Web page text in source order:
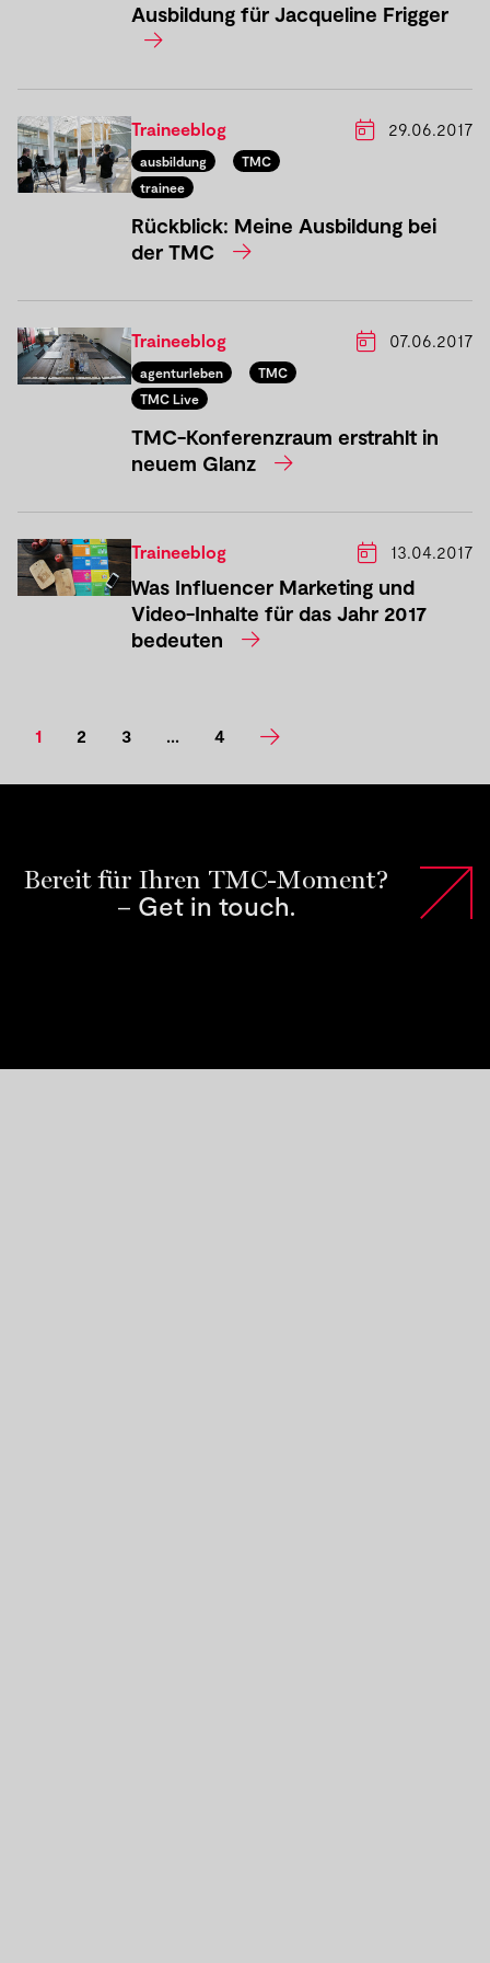
Ausbildung für Jacqueline Frigger
Traineeblog
ausbildung
TMC
trainee
29.06.2017
Rückblick: Meine Ausbildung bei
der TMC
Traineeblog
agenturleben
TMC
TMC Live
07.06.2017
TMC-Konferenzraum erstrahlt in
neuem Glanz
Traineeblog 13.04.2017
Was Influencer Marketing und
Video-Inhalte für das Jahr 2017
bedeuten
1 2 3 ... 4
Bereit für Ihren TMC-Moment?
– Get in touch.